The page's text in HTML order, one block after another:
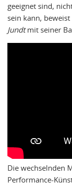
geeignet sind,
sein kann,
Jundtmit seiner
Die wechselnden
Performance-